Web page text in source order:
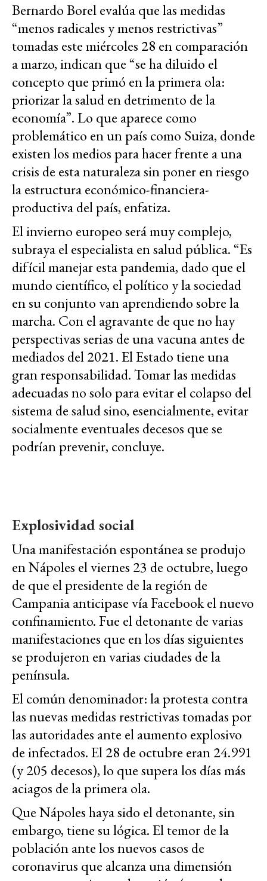
Bernardo Borel evalúa que las medidas
“menos radicales y menos restrictivas”
tomadas este miércoles 28 en comparación
a marzo, indican que “se ha diluido el
concepto que primó en la primera ola:
priorizar la salud en detrimento de la
economía”. Lo que aparece como
problemático en un país como Suiza, donde
existen los medios para hacer frente a una
crisis de esta naturaleza sin poner en riesgo
la estructura económico-financiera-
productiva del país, enfatiza.
El invierno europeo será muy complejo,
subraya el especialista en salud pública. “Es
difícil manejar esta pandemia, dado que el
mundo científico, el político y la sociedad
en su conjunto van aprendiendo sobre la
marcha. Con el agravante de que no hay
perspectivas serias de una vacuna antes de
mediados del 2021. El Estado tiene una
gran responsabilidad. Tomar las medidas
adecuadas no solo para evitar el colapso del
sistema de salud sino, esencialmente, evitar
socialmente eventuales decesos que se
podrían prevenir, concluye.
Explosividad social
Una manifestación espontánea se produjo
en Nápoles el viernes 23 de octubre, luego
de que el presidente de la región de
Campania anticipase vía Facebook el nuevo
confinamiento. Fue el detonante de varias
manifestaciones que en los días siguientes
se produjeron en varias ciudades de la
península.
El común denominador: la protesta contra
las nuevas medidas restrictivas tomadas por
las autoridades ante el aumento explosivo
de infectados. El 28 de octubre eran 24.991
(y 205 decesos), lo que supera los días más
aciagos de la primera ola.
Que Nápoles haya sido el detonante, sin
embargo, tiene su lógica. El temor de la
población ante los nuevos casos de
coronavirus que alcanza una dimensión